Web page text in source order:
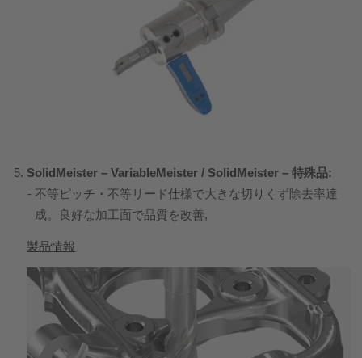
SolidMeister – VariableMeister / SolidMeister – 特殊品:
不等ピッチ・不等リード仕様で大きな切りくず除去率達
成。良好な加工面で品質を改善,
製品情報